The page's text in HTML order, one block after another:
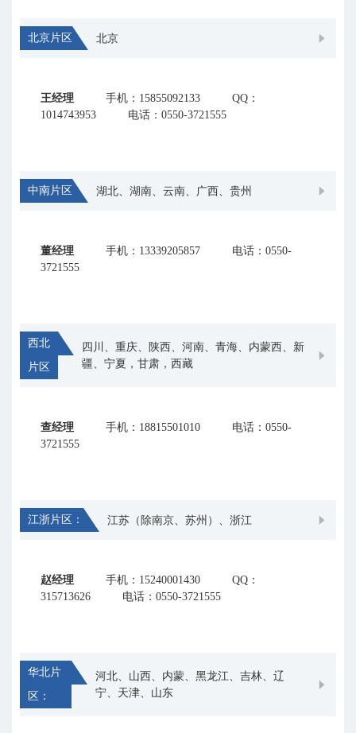
北京片区 北京
王经理 手机：15855092133
QQ：
1014743953
电话：0550-3721555
中南片区 湖北、湖南、云南、广西、贵州
董经理 手机：13339205857
电话：0550-
3721555
西北
片区
四川、重庆、陕西、河南、青海、内蒙西、新
疆、宁夏，甘肃，西藏
查经理 手机：18815501010
电话：0550-
3721555
江浙片区： 江苏（除南京、苏州）、浙江
赵经理 手机：15240001430
QQ：
315713626
电话：0550-3721555
华北片
区：
河北、山西、内蒙、黑龙江、吉林、辽
宁、天津、山东